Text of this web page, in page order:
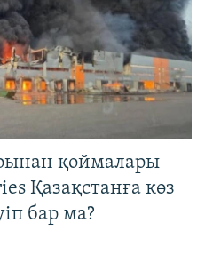
қоймалары
Қазақстанға көз
бар ма?